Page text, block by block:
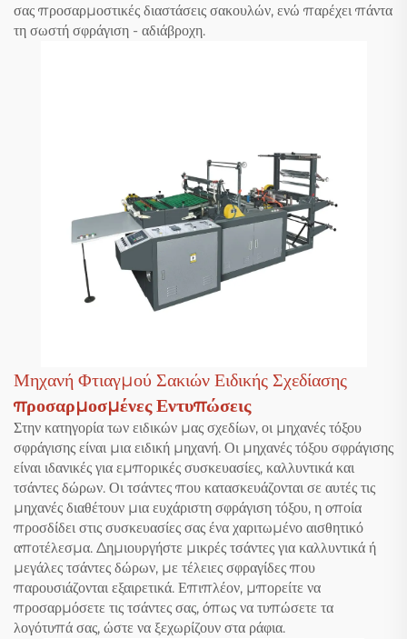
σας προσαρμοστικές διαστάσεις σακουλών, ενώ παρέχει πάντα
τη σωστή σφράγιση - αδιάβροχη.
Μηχανή Φτιαγμού Σακιών Ειδικής Σχεδίασης
προσαρμοσμένες Εντυπώσεις
Στην κατηγορία των ειδικών μας σχεδίων, οι μηχανές τόξου
σφράγισης είναι μια ειδική μηχανή. Οι μηχανές τόξου σφράγισης
είναι ιδανικές για εμπορικές συσκευασίες, καλλυντικά και
τσάντες δώρων. Οι τσάντες που κατασκευάζονται σε αυτές τις
μηχανές διαθέτουν μια ευχάριστη σφράγιση τόξου, η οποία
προσδίδει στις συσκευασίες σας ένα χαριτωμένο αισθητικό
αποτέλεσμα. Δημιουργήστε μικρές τσάντες για καλλυντικά ή
μεγάλες τσάντες δώρων, με τέλειες σφραγίδες που
παρουσιάζονται εξαιρετικά. Επιπλέον, μπορείτε να
προσαρμόσετε τις τσάντες σας, όπως να τυπώσετε τα
λογότυπά σας, ώστε να ξεχωρίζουν στα ράφια.